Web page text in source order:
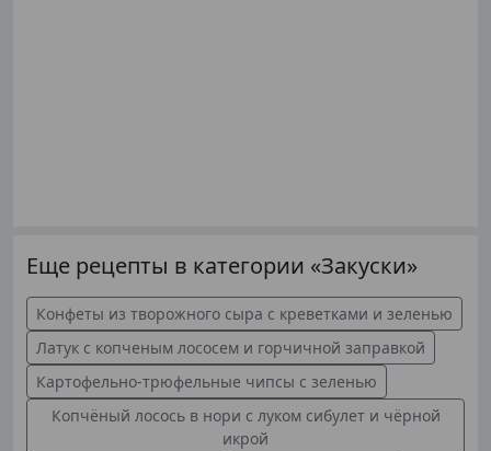
Еще рецепты в категории «Закуски»
Конфеты из творожного сыра с креветками и зеленью
Латук с копченым лососем и горчичной заправкой
Картофельно-трюфельные чипсы с зеленью
Копчёный лосось в нори с луком сибулет и чёрной
икрой